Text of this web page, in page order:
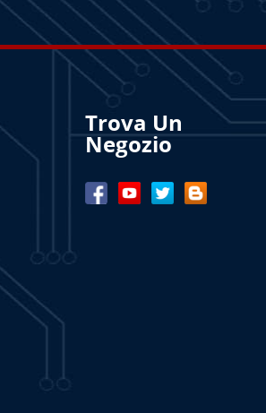
Trova Un
Negozio